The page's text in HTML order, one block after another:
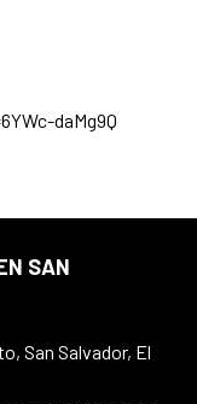
daMg9Q
SAN
San Salvador, El